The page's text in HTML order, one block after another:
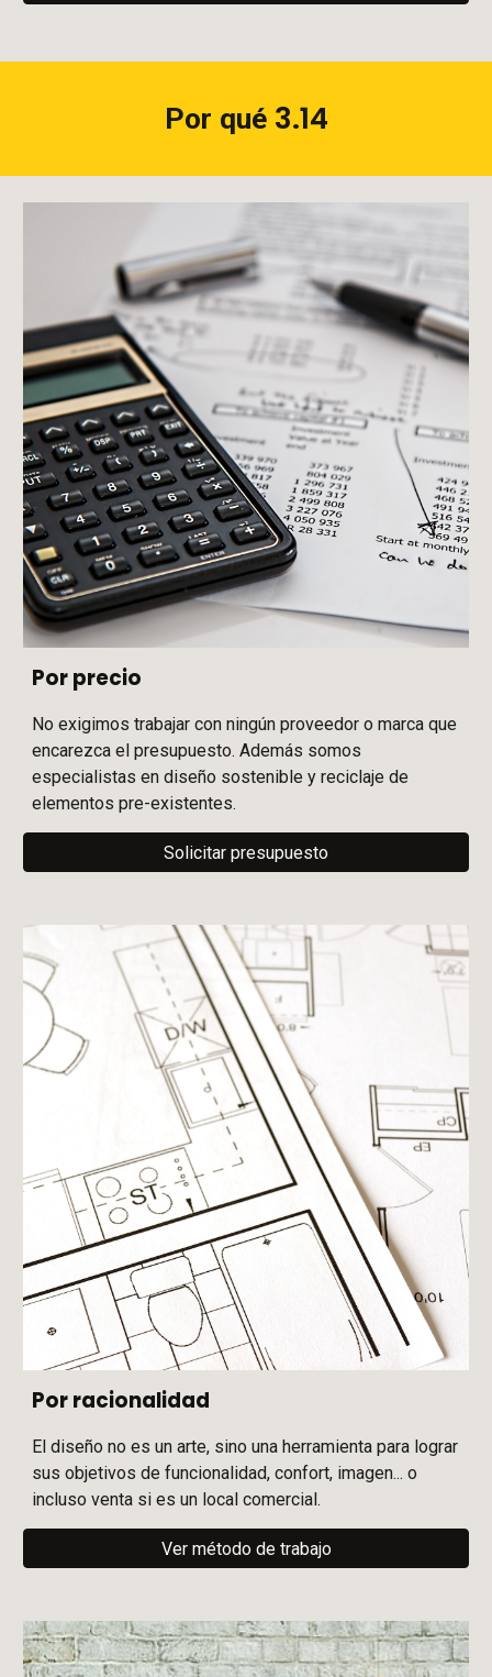
Por qué 3.14
Por precio
No exigimos trabajar con ningún proveedor o marca que
encarezca el presupuesto. Además somos
especialistas en diseño sostenible y reciclaje de
elementos pre-existentes.
Solicitar presupuesto
Por racionalidad
E l diseño no es un arte, sino una herramienta para lograr
sus objetivos de funcionalidad, confort, imagen... o
incluso venta si es un local comercial.
Ver método de trabajo